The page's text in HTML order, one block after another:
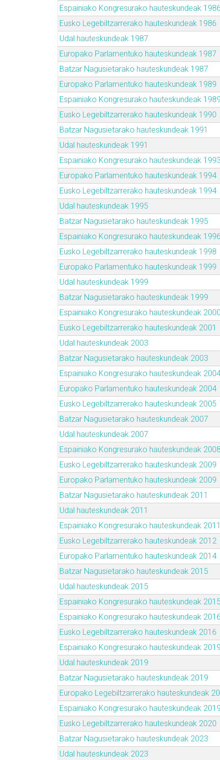
Espainiako Kongresurako hauteskundeak 1986
Eusko Legebiltzarrerako hauteskundeak 1986
Udal hauteskundeak 1987
Europako Parlamentuko hauteskundeak 1987
Batzar Nagusietarako hauteskundeak 1987
Europako Parlamentuko hauteskundeak 1989
Espainiako Kongresurako hauteskundeak 1989
Eusko Legebiltzarrerako hauteskundeak 1990
Batzar Nagusietarako hauteskundeak 1991
Udal hauteskundeak 1991
Espainiako Kongresurako hauteskundeak 1993
Europako Parlamentuko hauteskundeak 1994
Eusko Legebiltzarrerako hauteskundeak 1994
Udal hauteskundeak 1995
Batzar Nagusietarako hauteskundeak 1995
Espainiako Kongresurako hauteskundeak 1996
Eusko Legebiltzarrerako hauteskundeak 1998
Europako Parlamentuko hauteskundeak 1999
Udal hauteskundeak 1999
Batzar Nagusietarako hauteskundeak 1999
Espainiako Kongresurako hauteskundeak 2000
Eusko Legebiltzarrerako hauteskundeak 2001
Udal hauteskundeak 2003
Batzar Nagusietarako hauteskundeak 2003
Espainiako Kongresurako hauteskundeak
Europako Parlamentuko hauteskundeak 2004
Eusko Legebiltzarrerako hauteskundeak 2005
Batzar Nagusietarako hauteskundeak 2007
Udal hauteskundeak 2007
Espainiako Kongresurako hauteskundeak 2008
Eusko Legebiltzarrerako hauteskundeak 2009
Europako Parlamentuko hauteskundeak 2009
Batzar Nagusietarako hauteskundeak 2011
Udal hauteskundeak 2011
Espainiako Kongresurako hauteskundeak 2011
Eusko Legebiltzarrerako hauteskundeak 2012
Europako Parlamentuko hauteskundeak 2014
Batzar Nagusietarako hauteskundeak 2015
Udal hauteskundeak 2015
Espainiako Kongresurako hauteskundeak 2015
Espainiako Kongresurako hauteskundeak 2016
Eusko Legebiltzarrerako hauteskundeak 2016
Espainiako Kongresurako hauteskundeak 2019
Udal hauteskundeak 2019
Batzar Nagusietarako hauteskundeak 2019
Europako Legebiltzarrerako hauteskundeak
Espainiako Kongresurako hauteskundeak 2019
Eusko Legebiltzarrerako hauteskundeak 2020
Batzar Nagusietarako hauteskundeak 2023
Udal hauteskundeak 2023